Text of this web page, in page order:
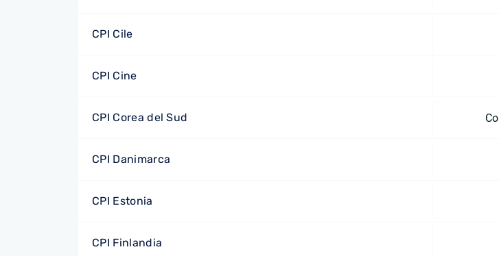
CPI Cile
CPI Cine
CPI Corea del Sud
CPI Danimarca
CPI Estonia
CPI Finlandia